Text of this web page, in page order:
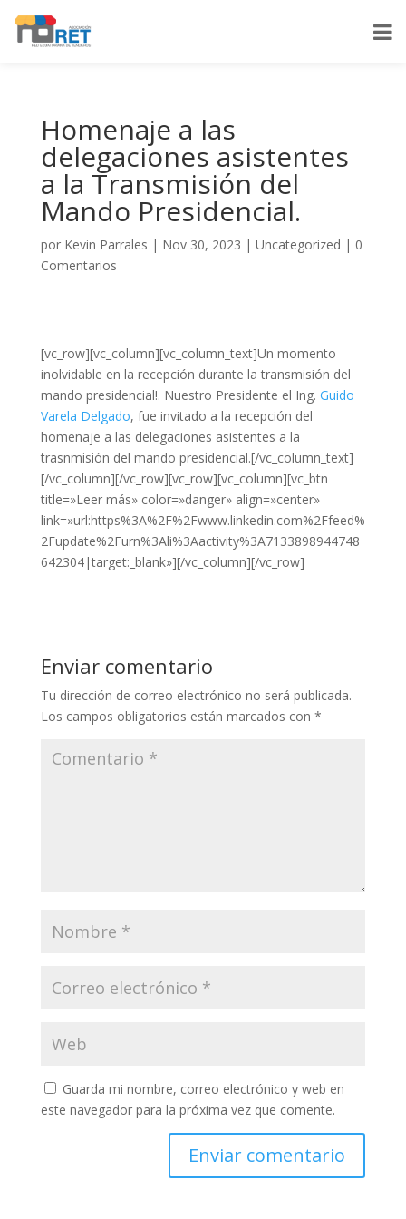
Homenaje a las
delegaciones asistentes
a la Transmisión del
Mando Presidencial.
por Kevin Parrales | Nov 30, 2023 | Uncategorized | 0
Comentarios
[vc_row][vc_column][vc_column_text]Un momento
inolvidable en la recepción durante la transmisión del
mando presidencial!. Nuestro Presidente el Ing. Guido
Varela Delgado, fue invitado a la recepción del
homenaje a las delegaciones asistentes a la
trasnmisión del mando presidencial.[/vc_column_text]
[/vc_column][/vc_row][vc_row][vc_column][vc_btn
title=»Leer más» color=»danger» align=»center»
link=»url:https%3A%2F%2Fwww.linkedin.com%2Ffeed%
2Fupdate%2Furn%3Ali%3Aactivity%3A7133898944748
642304|target:_blank»][/vc_column][/vc_row]
Enviar comentario
Tu dirección de correo electrónico no será publicada.
Los campos obligatorios están marcados con *
Guarda mi nombre, correo electrónico y web en
este navegador para la próxima vez que comente.